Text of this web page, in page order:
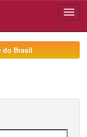
do Brasil